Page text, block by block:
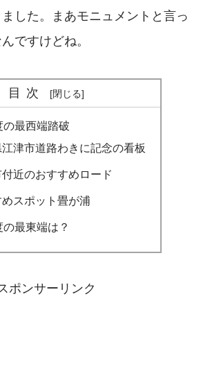
した。まあモニュメントと言っ
ですけどね。
目次
の最西端踏破
津市道路わきに記念の看板
近のおすすめロード
スポット畳が浦
最東端は？
ポンサーリンク